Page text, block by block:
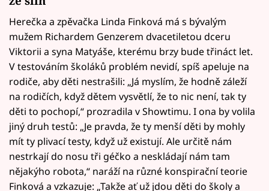
Herečka a zpěvačka Linda Finková má s bývalým
mužem Richardem Genzerem dvacetiletou dceru
Viktorii a syna Matyáše, kterému brzy bude třináct let.
V testováním školáků problém nevidí, spíš apeluje na
rodiče, aby děti nestrašili: „Já myslím, že hodně záleží
na rodičích, když dětem vysvětlí, že to nic není, tak ty
děti to pochopí,“ prozradila v Showtimu. I ona by volila
jiný druh testů: „Je pravda, že ty menší děti by mohly
mít ty plivací testy, když už existují. Ale určitě nám
nestrkají do nosu tři géčko a neskládají nám tam
nějakýho robota,“ naráží na různé konspirační teorie
Finková a vzkazuje: „Takže ať už jdou děti do školy a